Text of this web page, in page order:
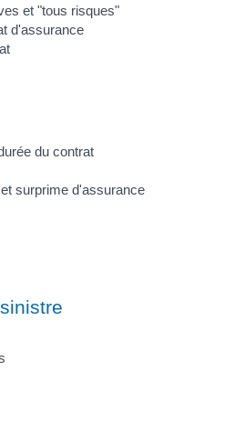
et "tous risques"
d'assurance
du contrat
surprime d'assurance